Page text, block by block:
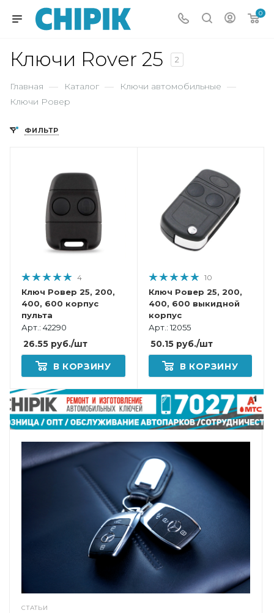
0
Ключи Rover 25 2
Главная — Каталог — Ключи автомобильные —
Ключи Ровер
ФИЛЬТР
4
Ключ Ровер 25, 200,
400, 600 корпус
пульта
Арт.: 42290
26.55 руб./шт
В КОРЗИНУ
10
Ключ Ровер 25, 200,
400, 600 выкидной
корпус
Арт.: 12055
50.15руб./шт
В КОРЗИНУ
СТАТЬИ